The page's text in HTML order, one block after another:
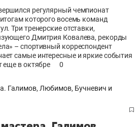
регулярный чемпионат
которого восемь команд
Три тренерские отставки,
Дмитрия Ковалева, рекорды
– спортивный корреспондент
самые интересные и яркие события
еще в октябре
0